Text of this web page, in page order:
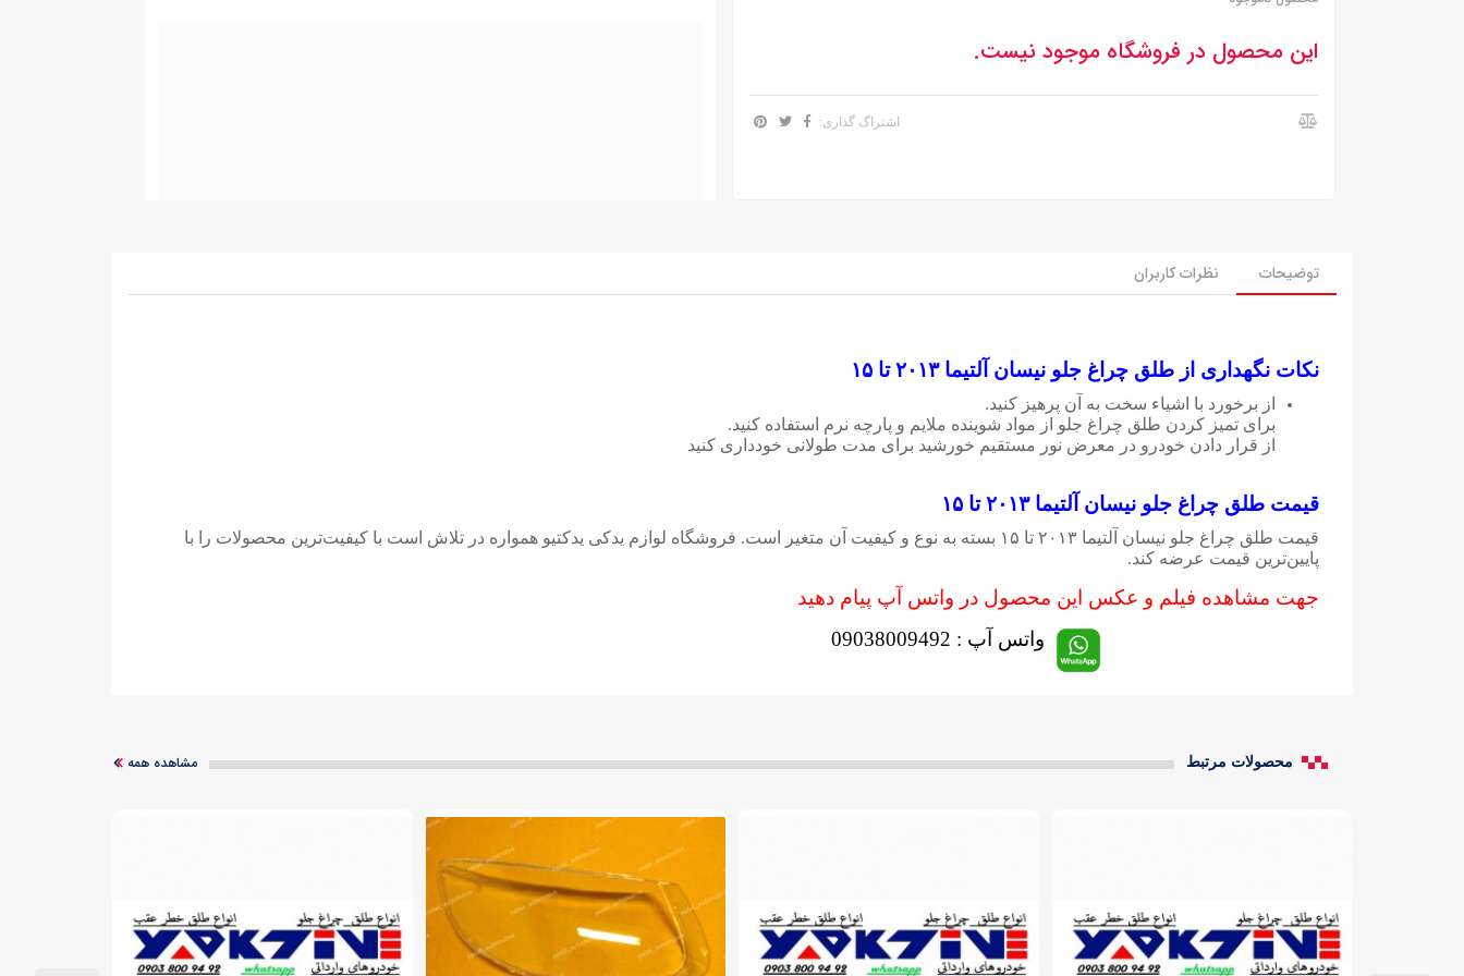
این محصول در فروشگاه موجود نیست.
اشتراگ گذاری:
توضیحات نظرات کاربران
نکات نگهداری از طلق چراغ جلو نیسان آلتیما ۲۰۱۳ تا ۱۵
از برخورد با اشیاء سخت به آن پرهیز کنید.
برای تمیز کردن طلق چراغ جلو از مواد شوینده ملایم و پارچه نرم استفاده کنید.
از قرار دادن خودرو در معرض نور مستقیم خورشید برای مدت طولانی خودداری کنید
قیمت طلق چراغ جلو نیسان آلتیما ۲۰۱۳ تا ۱۵
قیمت طلق چراغ جلو نیسان آلتیما ۲۰۱۳ تا ۱۵ بسته به نوع و کیفیت آن متغیر است. فروشگاه لوازم یدکی یدکتیو همواره در تلاش است با کیفیت‌ترین محصولات را با
پایین‌ترین قیمت عرضه کند.
جهت مشاهده فیلم و عکس این محصول در واتس آپ پیام دهید
واتس آپ : 09038009492
محصولات مرتبط مشاهده همه